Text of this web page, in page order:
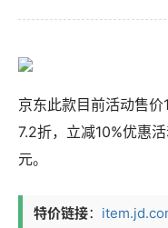
京东此款目前活动售
7.2折，立减10%优惠
元。
特价链接：